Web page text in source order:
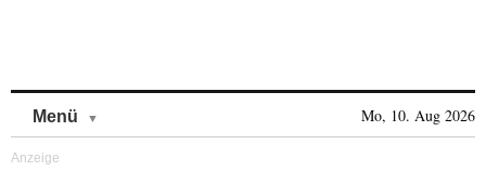
Menü Mo, 10. Aug 2026